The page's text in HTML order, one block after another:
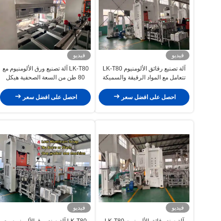
فيديو
آلة تصنيع رقائق الألومنيوم LK-T80
تتعامل مع المواد الرقيقة والسميكة
احصل على افضل سعر
فيديو
LK-T80 آلة تصنيع ورق الألومنيوم مع
80 طن من السعة الصحفية هيكل
10 سنوات
احصل على افضل سعر
فيديو
فيديو